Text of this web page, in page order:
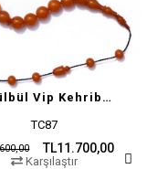
Barış Bülbül Vip Kehribar Tesbih
TC87
TL11.700,00
Karşılaştır